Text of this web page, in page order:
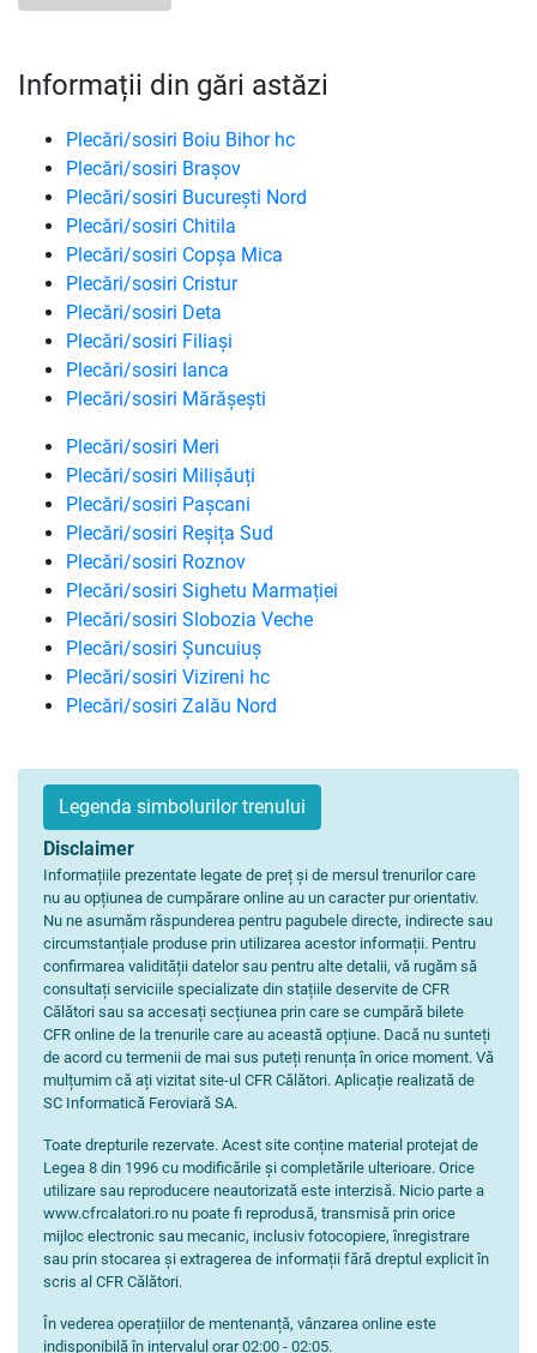
Informații din gări astăzi
Plecări/sosiri Boiu Bihor hc
Plecări/sosiri Brașov
Plecări/sosiri București Nord
Plecări/sosiri Chitila
Plecări/sosiri Copșa Mica
Plecări/sosiri Cristur
Plecări/sosiri Deta
Plecări/sosiri Filiași
Plecări/sosiri Ianca
Plecări/sosiri Mărășești
Plecări/sosiri Meri
Plecări/sosiri Milișăuți
Plecări/sosiri Pașcani
Plecări/sosiri Reșița Sud
Plecări/sosiri Roznov
Plecări/sosiri Sighetu Marmației
Plecări/sosiri Slobozia Veche
Plecări/sosiri Șuncuiuș
Plecări/sosiri Vizireni hc
Plecări/sosiri Zalău Nord
Legenda simbolurilor trenului
Disclaimer
Informațiile prezentate legate de preț și de mersul trenurilor care
nu au opțiunea de cumpărare online au un caracter pur orientativ.
Nu ne asumăm răspunderea pentru pagubele directe, indirecte sau
circumstanțiale produse prin utilizarea acestor informații. Pentru
confirmarea validității datelor sau pentru alte detalii, vă rugăm să
consultați serviciile specializate din stațiile deservite de CFR
Călători sau sa accesați secțiunea prin care se cumpără bilete
CFR online de la trenurile care au această opțiune. Dacă nu sunteți
de acord cu termenii de mai sus puteți renunța în orice moment. Vă
mulțumim că ați vizitat site-ul CFR Călători. Aplicație realizată de
SC Informatică Feroviară SA.
Toate drepturile rezervate. Acest site conține material protejat de
Legea 8 din 1996 cu modificările și completările ulterioare. Orice
utilizare sau reproducere neautorizată este interzisă. Nicio parte a
www.cfrcalatori.ro nu poate fi reprodusă, transmisă prin orice
mijloc electronic sau mecanic, inclusiv fotocopiere, înregistrare
sau prin stocarea și extragerea de informații fără dreptul explicit în
scris al CFR Călători.
În vederea operațiilor de mentenanță, vânzarea online este
indisponibilă în intervalul orar 02:00 - 02:05.